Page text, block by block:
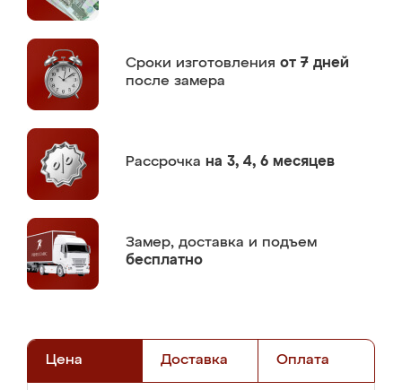
Сроки изготовления от 7 дней
после замера
Рассрочка на 3, 4, 6 месяцев
Замер, доставка и подъем
бесплатно
Цена Доставка Оплата